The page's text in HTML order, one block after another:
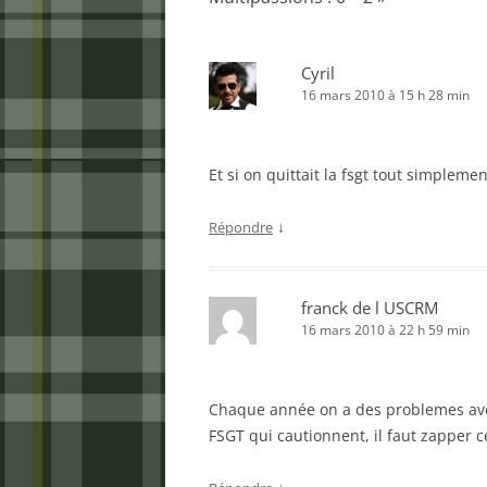
Cyril
16 mars 2010 à 15 h 28 min
Et si on quittait la fsgt tout
Répondre ↓
franck de l USCRM
16 mars 2010 à 22 h 59 min
Chaque année on a des problemes
FSGT qui cautionnent, il faut zapper